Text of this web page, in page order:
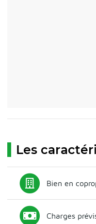
Les
Bien en
Charges